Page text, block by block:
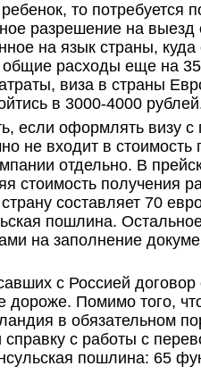
то потребуется
разрешение на выезд
на язык страны, куда
расходы еще на
виза в страны
в 3000-4000
если оформлять визу
не входит в стоимость
отдельно. В
стоимость получения
составляет 70
пошлина.
на заполнение
с Россией договор
дороже. Помимо того,
в обязательном
справку с работы с
пошлина: 65